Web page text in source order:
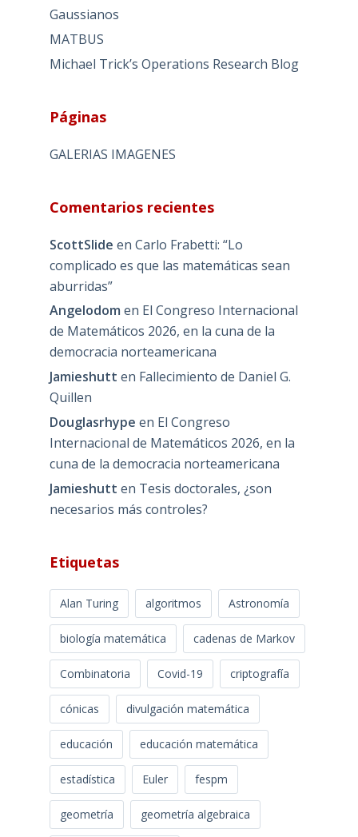
Gaussianos
MATBUS
Michael Trick’s Operations Research Blog
Páginas
GALERIAS IMAGENES
Comentarios recientes
ScottSlide en Carlo Frabetti: “Lo
complicado es que las matemáticas sean
aburridas”
Angelodom en El Congreso Internacional
de Matemáticos 2026, en la cuna de la
democracia norteamericana
Jamieshutt en Fallecimiento de Daniel G.
Quillen
Douglasrhype en El Congreso
Internacional de Matemáticos 2026, en la
cuna de la democracia norteamericana
Jamieshutt en Tesis doctorales, ¿son
necesarios más controles?
Etiquetas
Alan Turing algoritmos Astronomía
biología matemática cadenas de Markov
Combinatoria Covid-19 criptografía
cónicas divulgación matemática
educación educación matemática
estadística Euler fespm
geometría geometría algebraica